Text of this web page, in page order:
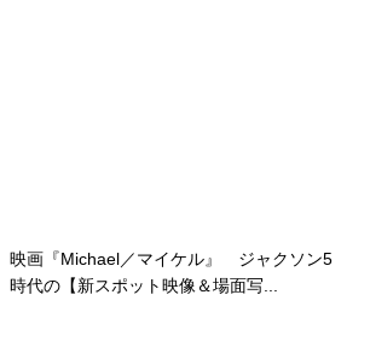
映画『Michael／マイケル』 ジャクソン5
時代の【新スポット映像＆場面写...